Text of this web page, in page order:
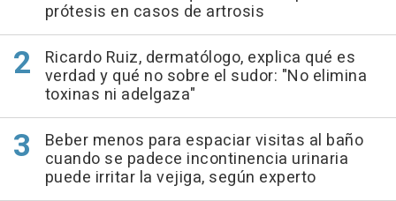
prótesis en casos de artrosis
Ricardo Ruiz, dermatólogo, explica qué es
verdad y qué no sobre el sudor: "No elimina
toxinas ni adelgaza"
Beber menos para espaciar visitas al baño
cuando se padece incontinencia urinaria
puede irritar la vejiga, según experto